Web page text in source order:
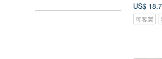
US$
可客製